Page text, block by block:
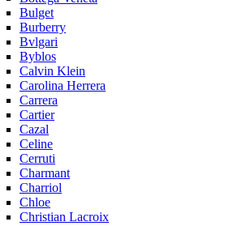
Bulget
Burberry
Bvlgari
Byblos
Calvin Klein
Carolina Herrera
Carrera
Cartier
Cazal
Celine
Cerruti
Charmant
Charriol
Chloe
Christian Lacroix